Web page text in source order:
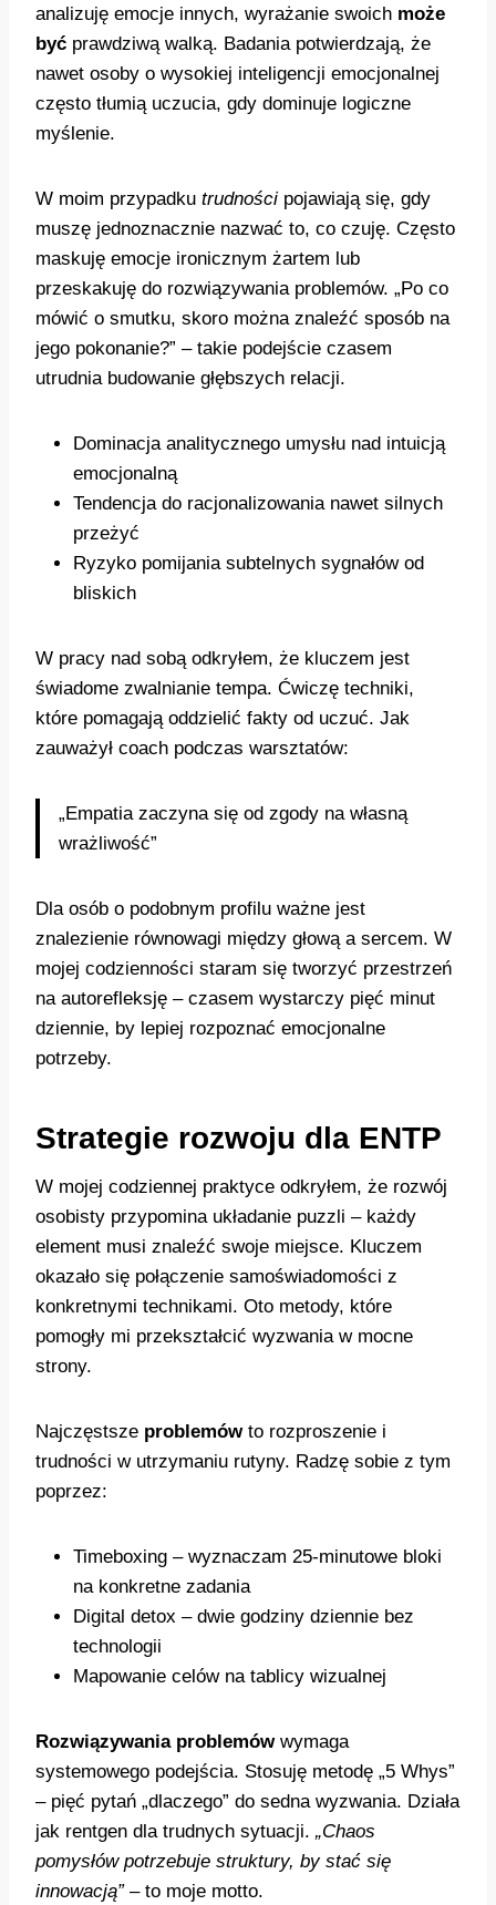
analizuję emocje innych, wyrażanie swoich może
być prawdziwą walką. Badania potwierdzają, że
nawet osoby o wysokiej inteligencji emocjonalnej
często tłumią uczucia, gdy dominuje logiczne
myślenie.
W moim przypadku trudności pojawiają się, gdy
muszę jednoznacznie nazwać to, co czuję. Często
maskuję emocje ironicznym żartem lub
przeskakuję do rozwiązywania problemów. „Po co
mówić o smutku, skoro można znaleźć sposób na
jego pokonanie?” – takie podejście czasem
utrudnia budowanie głębszych relacji.
Dominacja analitycznego umysłu nad intuicją
emocjonalną
Tendencja do racjonalizowania nawet silnych
przeżyć
Ryzyko pomijania subtelnych sygnałów od
bliskich
W pracy nad sobą odkryłem, że kluczem jest
świadome zwalnianie tempa. Ćwiczę techniki,
które pomagają oddzielić fakty od uczuć. Jak
zauważył coach podczas warsztatów:
„Empatia zaczyna się od zgody na własną
wrażliwość”
Dla osób o podobnym profilu ważne jest
znalezienie równowagi między głową a sercem. W
mojej codzienności staram się tworzyć przestrzeń
na autorefleksję – czasem wystarczy pięć minut
dziennie, by lepiej rozpoznać emocjonalne
potrzeby.
Strategie rozwoju dla ENTP
W mojej codziennej praktyce odkryłem, że rozwój
osobisty przypomina układanie puzzli – każdy
element musi znaleźć swoje miejsce. Kluczem
okazało się połączenie samoświadomości z
konkretnymi technikami. Oto metody, które
pomogły mi przekształcić wyzwania w mocne
strony.
Najczęstsze problemówto rozproszenie i
trudności w utrzymaniu rutyny. Radzę sobie z tym
poprzez:
Timeboxing – wyznaczam 25-minutowe bloki
na konkretne zadania
Digital detox – dwie godziny dziennie bez
technologii
Mapowanie celów na tablicy wizualnej
Rozwiązywania problemówwymaga
systemowego podejścia. Stosuję metodę „5 Whys”
– pięć pytań „dlaczego” do sedna wyzwania. Działa
jak rentgen dla trudnych sytuacji. „Chaos
pomysłów potrzebuje struktury, by stać się
innowacją”– to moje motto.